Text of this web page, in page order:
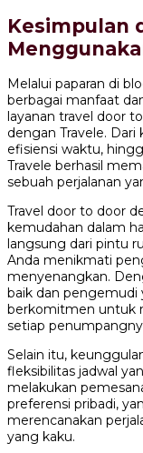
Kesimpulan
Melalui paparan di
berbagai manfaat
layanan travel door
dengan Travele.
efisiensi waktu,
Travele berhasil
sebuah perjalanan
Travel door to door
kemudahan dalam
langsung dari pintu
Anda menikmati
menyenangkan.
baik dan pengemudi
berkomitmen untuk
setiap
Selain itu,
fleksibilitas jadwal
melakukan
preferensi pribadi,
merencanakan
yang kaku.